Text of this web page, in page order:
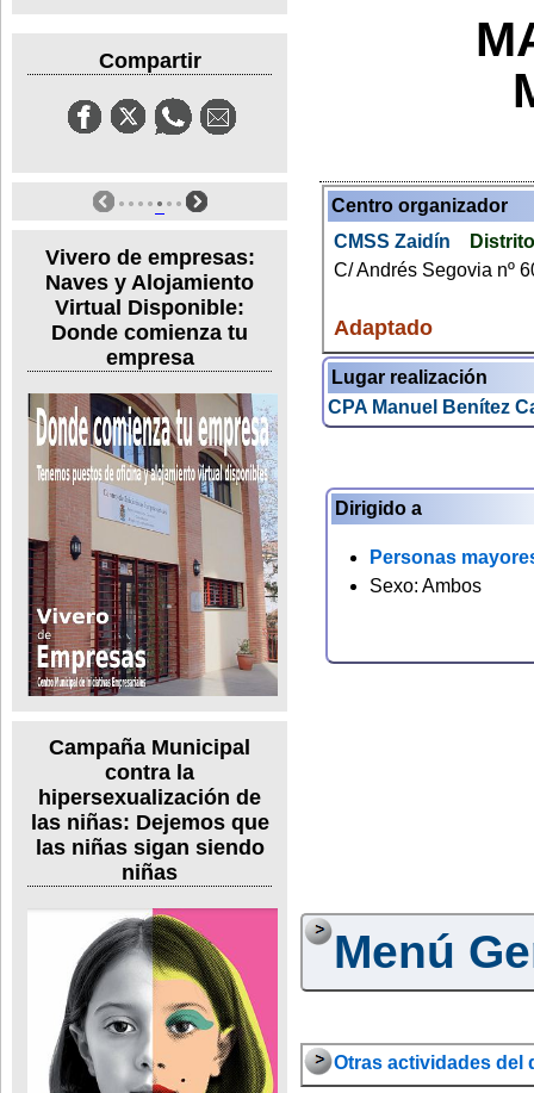
Compartir
Vivero de empresas:
Naves y Alojamiento
Virtual Disponible:
Donde comienza tu
empresa
Campaña Municipal
contra la
hipersexualización de
las niñas: Dejemos que
las niñas sigan siendo
niñas
Centro organizador
CMSS Zaidín
C/ Andrés Segovia nº
Adaptado
Lugar realización
CPA Manuel Benítez
Dirigido a
Personas
Sexo: Ambos
Menú
Otras actividades del